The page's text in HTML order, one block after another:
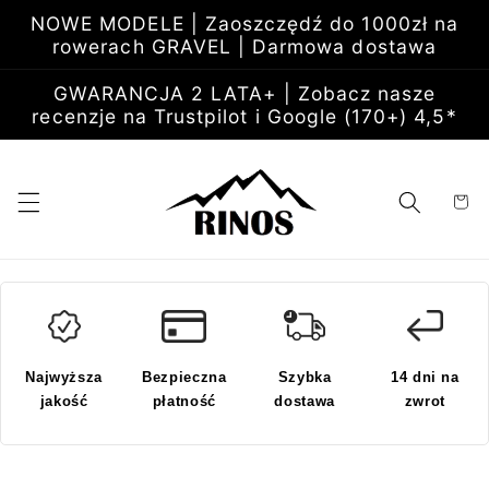
do
treści
NOWE MODELE | Zaoszczędź do 1000zł na
rowerach GRAVEL | Darmowa dostawa
GWARANCJA 2 LATA+ | Zobacz nasze
recenzje na Trustpilot i Google (170+) 4,5*
Koszyk
Najwyższa
jakość
Bezpieczna
płatność
Szybka
dostawa
14 dni na
zwrot